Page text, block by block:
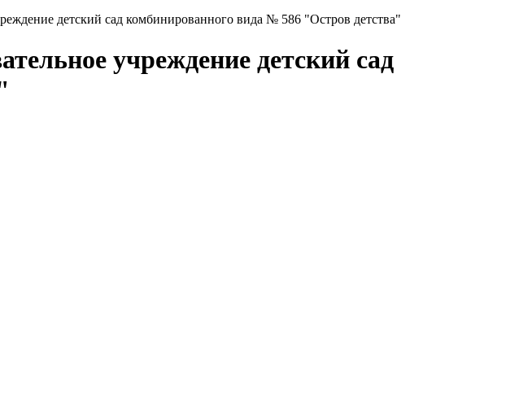
детский сад комбинированного вида № 586 "Остров детства"
учреждение детский сад